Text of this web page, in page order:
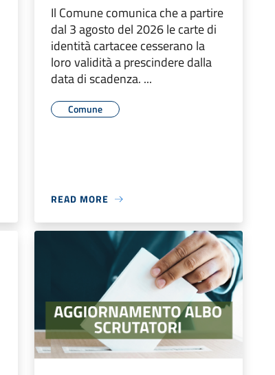
Il Comune comunica che a partire
dal 3 agosto del 2026 le carte di
identità cartacee cesserano la
loro validità a prescindere dalla
data di scadenza. ...
Comune
READ MORE